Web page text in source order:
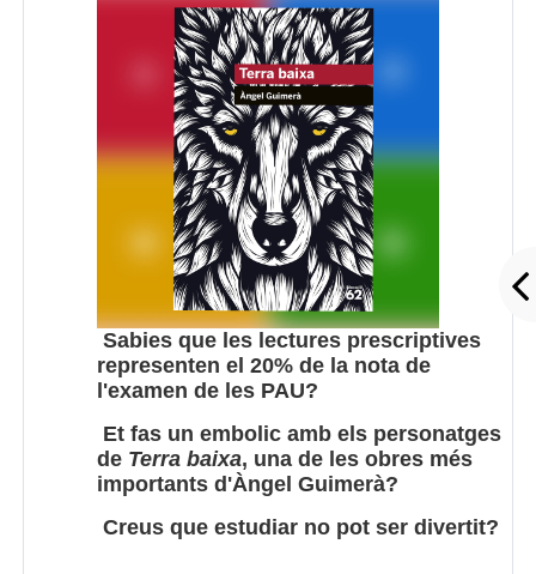
Sabies que les lectures prescriptives
representen el 20% de la nota de
l'examen de les PAU?
Et fas un embolic amb els personatges
de Terra baixa, una de les obres més
importants d'Àngel Guimerà?
Creus que estudiar no pot ser divertit?